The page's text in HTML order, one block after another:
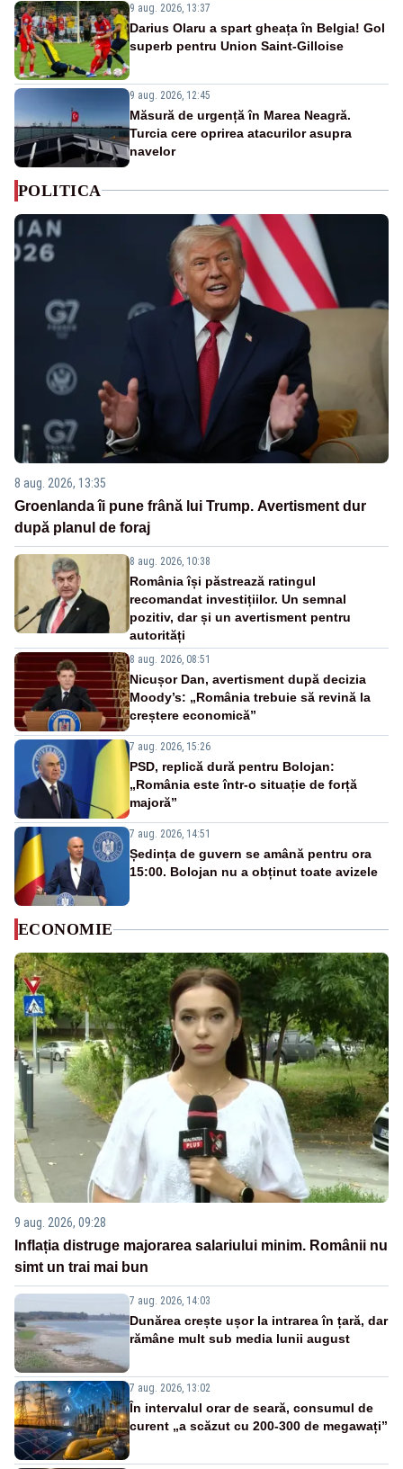
9 aug. 2026, 13:37
Darius Olaru a spart gheața în Belgia! Gol
superb pentru Union Saint-Gilloise
9 aug. 2026, 12:45
Măsură de urgență în Marea Neagră.
Turcia cere oprirea atacurilor asupra
navelor
POLITICA
8 aug. 2026, 13:35
Groenlanda îi pune frână lui Trump. Avertisment dur
după planul de foraj
8 aug. 2026, 10:38
România își păstrează ratingul
recomandat investițiilor. Un semnal
pozitiv, dar și un avertisment pentru
autorități
8 aug. 2026, 08:51
Nicușor Dan, avertisment după decizia
Moody’s: „România trebuie să revină la
creștere economică”
7 aug. 2026, 15:26
PSD, replică dură pentru Bolojan:
„România este într-o situație de forță
majoră”
7 aug. 2026, 14:51
Ședința de guvern se amână pentru ora
15:00. Bolojan nu a obținut toate avizele
ECONOMIE
9 aug. 2026, 09:28
Inflația distruge majorarea salariului minim. Românii nu
simt un trai mai bun
7 aug. 2026, 14:03
Dunărea crește ușor la intrarea în țară, dar
rămâne mult sub media lunii august
7 aug. 2026, 13:02
În intervalul orar de seară, consumul de
curent „a scăzut cu 200-300 de megawați”